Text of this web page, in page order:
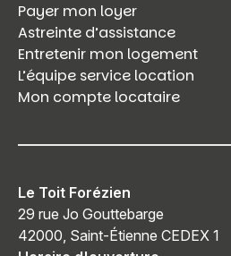
Payer mon loyer
Astreinte d’assistance
Entretenir mon logement
L’équipe service location
Mon compte locataire
Le Toit Forézien
29 rue Jo Gouttebarge
42000, Saint-Étienne CEDEX 1